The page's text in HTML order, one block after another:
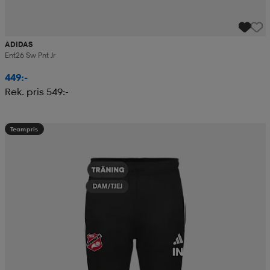
ADIDAS
Ent26 Sw Pnt Jr
449:-
Rek. pris 549:-
Teampris